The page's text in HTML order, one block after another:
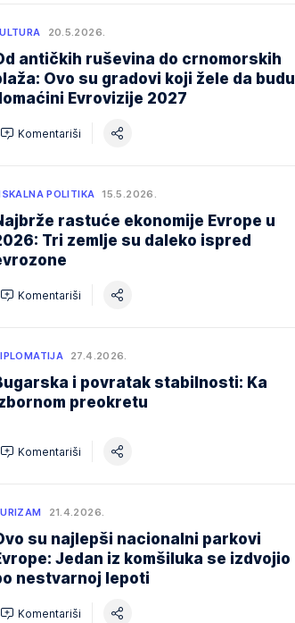
20.5.2026.
antičkih ruševina do crnomorskih
Ovo su gradovi koji žele da budu
Evrovizije 2027
Komentariši
POLITIKA 15.5.2026.
rastuće ekonomije Evrope u
Tri zemlje su daleko ispred
Komentariši
27.4.2026.
i povratak stabilnosti: Ka
preokretu
Komentariši
21.4.2026.
su najlepši nacionalni parkovi
Jedan iz komšiluka se izdvojio
nestvarnoj lepoti
Komentariši